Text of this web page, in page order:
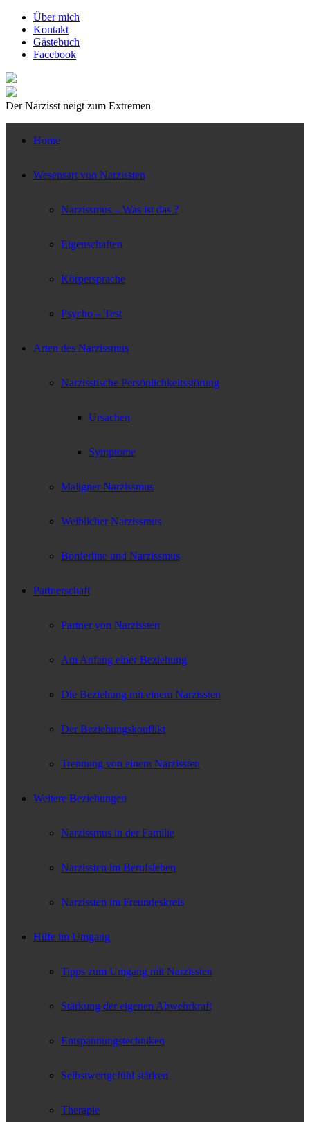
Zum
zentralen
Inhalt
Über mich
Kontakt
Gästebuch
Facebook
Der Narzisst neigt zum Extremen
Home
Wesensart von Narzissten
Narzissmus – Was ist das ?
Eigenschaften
Körpersprache
Psycho – Test
Arten des Narzissmus
Narzisstische Persönlichkeitsstörung
Ursachen
Symptome
Maligner Narzissmus
Weiblicher Narzissmus
Borderline und Narzissmus
Partnerschaft
Partner von Narzissten
Am Anfang einer Beziehung
Die Beziehung mit einem Narzissten
Der Beziehungskonflikt
Trennung von einem Narzissten
Weitere Beziehungen
Narzissmus in der Familie
Narzissten im Berufsleben
Narzissten im Freundeskreis
Hilfe im Umgang
Tipps zum Umgang mit Narzissten
Stärkung der eigenen Abwehrkraft
Entspannungstechniken
Selbstwertgefühl stärken
Therapie